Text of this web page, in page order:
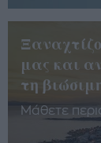
μας και
τη
Μάθετε